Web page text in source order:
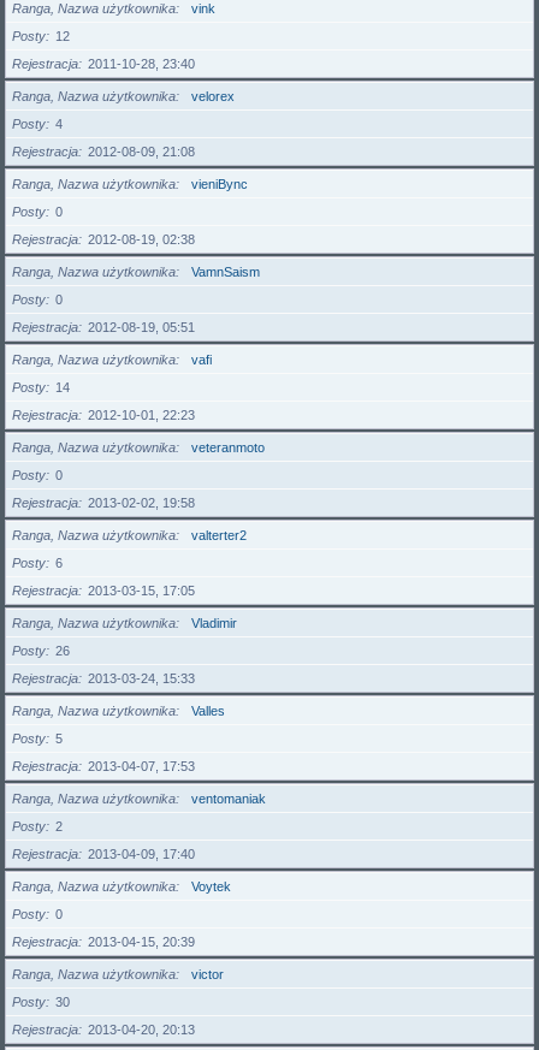
Ranga, Nazwa użytkownika
vink
Posty
12
Rejestracja
2011-10-28, 23:40
Ranga, Nazwa użytkownika
velorex
Posty
4
Rejestracja
2012-08-09, 21:08
Ranga, Nazwa użytkownika
vieniBync
Posty
0
Rejestracja
2012-08-19, 02:38
Ranga, Nazwa użytkownika
VamnSaism
Posty
0
Rejestracja
2012-08-19, 05:51
Ranga, Nazwa użytkownika
vafi
Posty
14
Rejestracja
2012-10-01, 22:23
Ranga, Nazwa użytkownika
veteranmoto
Posty
0
Rejestracja
2013-02-02, 19:58
Ranga, Nazwa użytkownika
valterter2
Posty
6
Rejestracja
2013-03-15, 17:05
Ranga, Nazwa użytkownika
Vladimir
Posty
26
Rejestracja
2013-03-24, 15:33
Ranga, Nazwa użytkownika
Valles
Posty
5
Rejestracja
2013-04-07, 17:53
Ranga, Nazwa użytkownika
ventomaniak
Posty
2
Rejestracja
2013-04-09, 17:40
Ranga, Nazwa użytkownika
Voytek
Posty
0
Rejestracja
2013-04-15, 20:39
Ranga, Nazwa użytkownika
victor
Posty
30
Rejestracja
2013-04-20, 20:13